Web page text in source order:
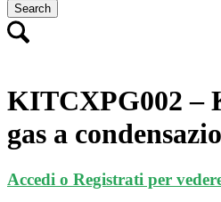
Search
KITCXPG002 –
gas a
Accedi o Registrati per